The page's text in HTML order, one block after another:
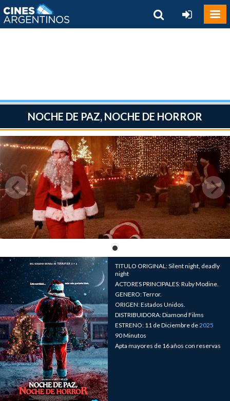
NOCHE DE PAZ, NOCHE DE HORROR
TITULO ORIGINAL: Silent night, deadly
night
ACTORES PRINCIPALES: Ruby Modine.
GENERO: Terror.
ORIGEN: Estados Unidos.
DISTRIBUIDORA: Diamond Films
ESTRENO: 11 de Diciembre de2025
90 Minutos
Apta mayores de 16 años con reservas